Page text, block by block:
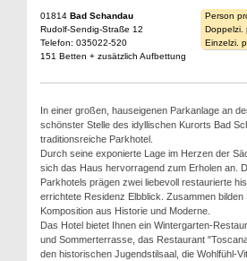
01814 Bad Schandau
Rudolf-Sendig-Straße 12
Telefon: 035022-520
151 Betten + zusätzlich Aufbettung
Person
Doppelzi.
Einzelzi.
In einer großen, hauseigenen Parkanlage an
schönster Stelle des idyllischen Kurorts Bad
traditionsreiche Parkhotel.
Durch seine exponierte Lage im Herzen der
sich das Haus hervorragend zum Erholen an.
Parkhotels prägen zwei liebevoll restaurierte
errichtete Residenz Elbblick. Zusammen bilden
Komposition aus Historie und Moderne.
Das Hotel bietet Ihnen ein Wintergarten-
und Sommerterrasse, das Restaurant
den historischen Jugendstilsaal, die Wohlfühl-